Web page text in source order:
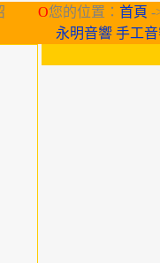
O您的位置： 首頁 -
永明音響 手工